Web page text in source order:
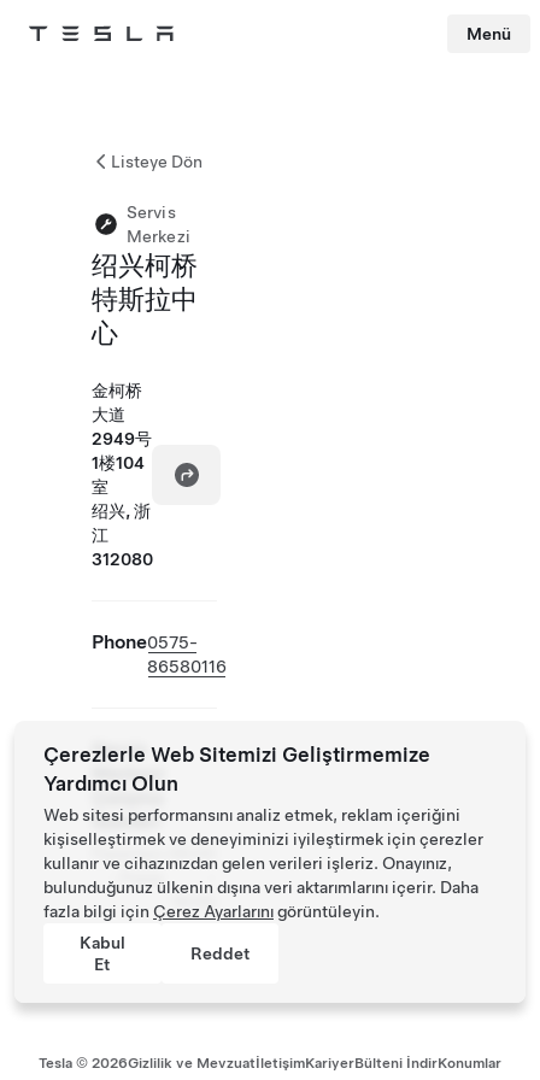
Tesla Menü
Listeye Dön
Servis
Merkezi
绍兴柯桥
特斯拉中
心
金柯桥
大道
2949号
1楼104
室
绍兴, 浙
江
312080
Phone0575-
86580116
Servis
Merkezi
Çalışma
Saatleri
Pazartesi
- Pazar
09:00
18:00
Tesla © 2026Gizlilik ve MevzuatİletişimKariyerBülteni İndirKonumlar
Çerezlerle Web Sitemizi Geliştirmemize
Yardımcı Olun
Web sitesi performansını analiz etmek, reklam içeriğini
kişiselleştirmek ve deneyiminizi iyileştirmek için çerezler
kullanır ve cihazınızdan gelen verileri işleriz. Onayınız,
bulunduğunuz ülkenin dışına veri aktarımlarını içerir. Daha
fazla bilgi için Çerez Ayarlarınıgörüntüleyin.
Kabul
Et
Reddet